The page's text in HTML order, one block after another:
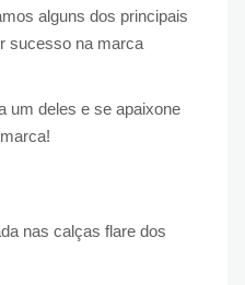
alguns dos principais
sucesso na marca
um deles e se apaixone
nas calças flare dos